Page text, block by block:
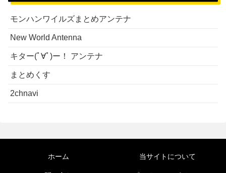
モンハンワイルズまとめアンテナ
New World Antenna
キター(ﾟ∀ﾟ)ー！ アンテナ
まとめくす
2chnavi
ホーム 当サイトについて